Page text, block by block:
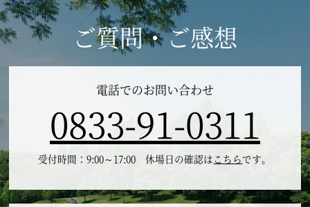
ご質問・ご感想
電話でのお問い合わせ
0833-91-0311
受付時間：9:00～17:00 休場日の確認は こちらです。